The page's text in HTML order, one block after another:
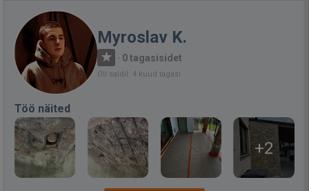
Myroslav K.
· 0 tagasisidet
Oli saidil: 4 kuud tagasi
Töö näited
+2